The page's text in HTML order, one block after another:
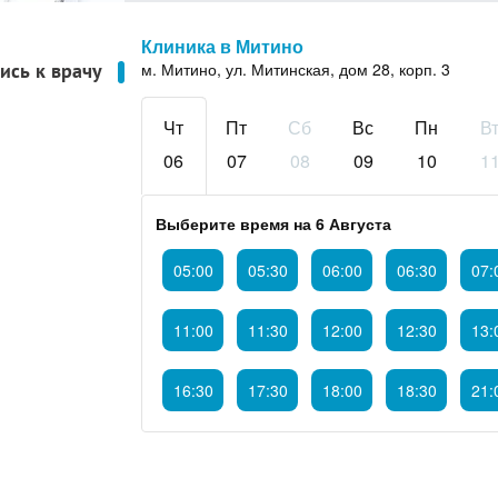
к врачу
Клиника в Митино
м. Митино, ул. Митинская, дом 28, корп. 3
Чт
06
Пт
07
Сб
08
Вс
09
Пн
10
Вт
11
Выберите время на 6 Августа
05:00 05:30 06:00 06:30
11:00 11:30 12:00 12:30
16:30 17:30 18:00 18:30